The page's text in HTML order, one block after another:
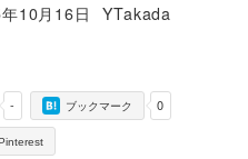
10月16日
著
YTakada
- 0
ブックマーク